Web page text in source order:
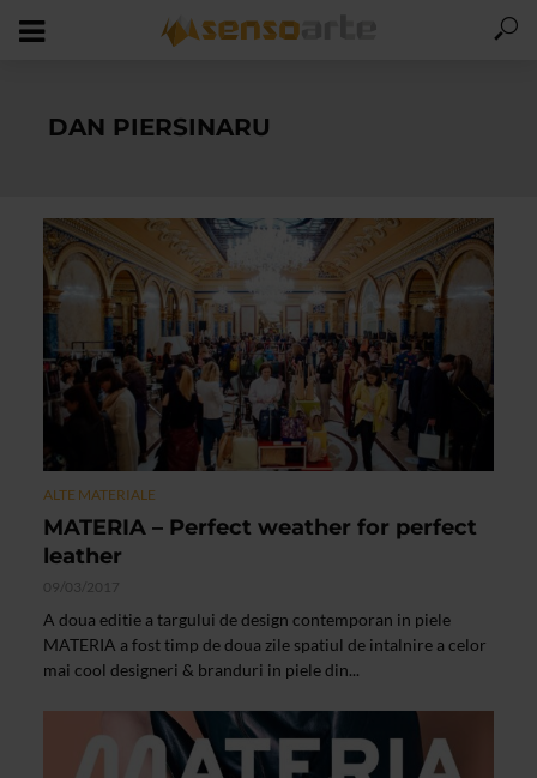
DAN PIERSINARU
ALTE MATERIALE
MATERIA – Perfect weather for perfect
leather
09/03/2017
A doua editie a targului de design contemporan in piele
MATERIA a fost timp de doua zile spatiul de intalnire a celor
mai cool designeri & branduri in piele din...